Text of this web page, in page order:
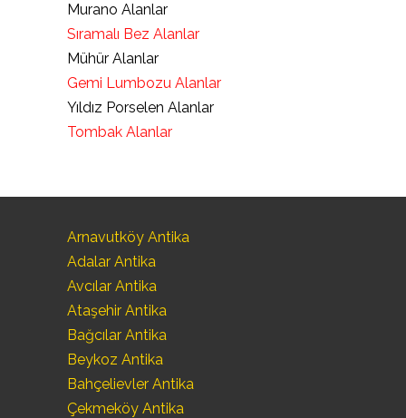
Murano Alanlar
Sıramalı Bez Alanlar
Mühür Alanlar
Gemi Lumbozu Alanlar
Yıldız Porselen Alanlar
Tombak Alanlar
Arnavutköy Antika
Adalar Antika
Avcılar Antika
Ataşehir Antika
Bağcılar Antika
Beykoz Antika
Bahçelievler Antika
Çekmeköy Antika